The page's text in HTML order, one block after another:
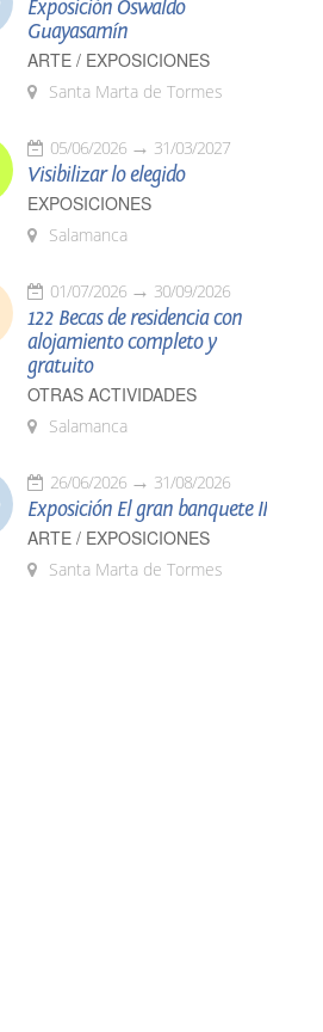
Exposición Oswaldo
Guayasamín
ARTE / EXPOSICIONES
Santa Marta de Tormes
05/06/2026 31/03/2027
Visibilizar lo elegido
EXPOSICIONES
Salamanca
01/07/2026 30/09/2026
122 Becas de residencia con
alojamiento completo y
gratuito
OTRAS ACTIVIDADES
Salamanca
26/06/2026 31/08/2026
Exposición El gran banquete II
ARTE / EXPOSICIONES
Santa Marta de Tormes